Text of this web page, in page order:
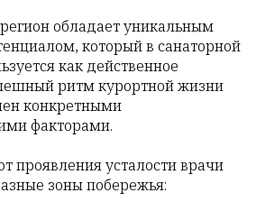
обладает уникальным
который в санаторной
как действенное
ритм курортной жизни
конкретными
факторами.
проявления усталости врачи
зоны побережья: